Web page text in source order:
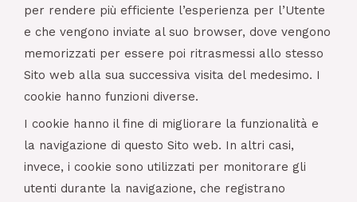
per rendere più efficiente l’esperienza per l’Utente
e che vengono inviate al suo browser, dove vengono
memorizzati per essere poi ritrasmessi allo stesso
Sito web alla sua successiva visita del medesimo. I
cookie hanno funzioni diverse.
I cookie hanno il fine di migliorare la funzionalità e
la navigazione di questo Sito web. In altri casi,
invece, i cookie sono utilizzati per monitorare gli
utenti durante la navigazione, che registrano